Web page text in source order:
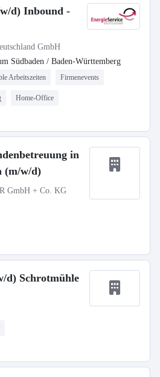
d) Inbound -
GmbH
Südbaden / Baden-Württemberg
Arbeitszeiten Firmenevents
Home-Office
in
(m/w/d)
GmbH + Co. KG
d) Schrotmühle